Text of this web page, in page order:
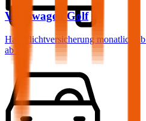
Volkswagen Golf
Haftpflichtversicherung monatlich ab
ab …